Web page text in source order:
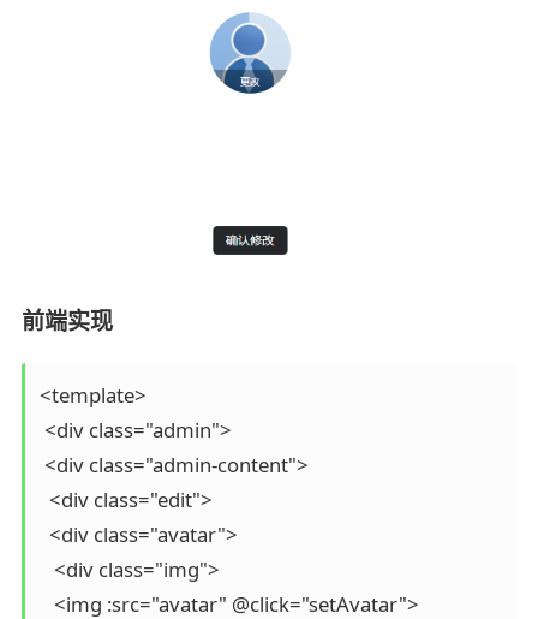
前端实现
<template>
<div class="admin">
<div class="admin-content">
  <div class="edit">
  <div class="avatar">
   <div class="img">
   <img :src="avatar" @click="setAvatar">